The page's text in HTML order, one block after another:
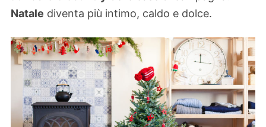
Natale diventa più intimo, caldo e dolce.